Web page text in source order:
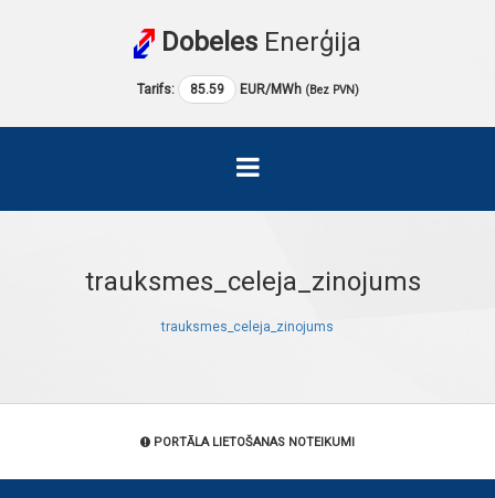
Dobeles Enerģija
Tarifs: 85.59 EUR/MWh (Bez PVN)
trauksmes_celeja_zinojums
trauksmes_celeja_zinojums
PORTĀLA LIETOŠANAS NOTEIKUMI